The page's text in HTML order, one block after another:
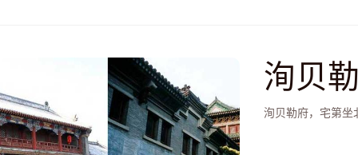
洵贝
洵贝勒府，宅第坐